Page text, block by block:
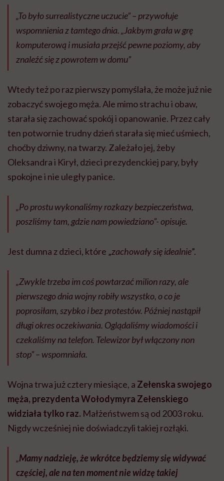
„To było surrealistyczne uczucie” – przywołuje
wspomnienia z tamtego dnia. „Jakbym grała w grę
komputerową i musiała przejść pewne poziomy, aby
znaleźć się z powrotem w domu”
Wtedy też po raz pierwszy pomyślała, że może już nie
zobaczyć swojego męża. Ale mimo strachu i obaw,
starała się zachować spokój i opanowanie. Przez cały
ten potwornie trudny dzień starała się mieć uśmiech,
choćby dziwny, na twarzy. Zależało jej, żeby
Oleksandra i Kirył, dzieci prezydenckiej pary, były
spokojne i nie uległy panice.
„Po prostu wykonaliśmy rozkazy bezpieczeństwa,
poszliśmy tam, gdzie nam powiedziano”- opisuje.
Jest dumna z dzieci, które „zachowały się idealnie”.
„Zwykle trzeba im coś powtarzać milion razy, ale
pierwszego dnia wojny robiły wszystko, o co je
poprosiłam, szybko i bez protestów. Później nastąpił
długi okres oczekiwania. Oglądaliśmy wiadomości i
czekaliśmy na telefon. Telewizor był włączony non
stop” – wspomniała.
Wojna trwa już cztery miesiące, a Zełenska swojego
męża, prezydenta Wołodymyra Zełenskiego
widziała tylko raz. Małżeństwem są od 2003 roku.
Nigdy wcześniej nie doświadczyli takiej rozłąki.
„Mamy nadzieję, że wkrótce będziemy się widywać
częściej, ale na ten moment nie widzę takiej